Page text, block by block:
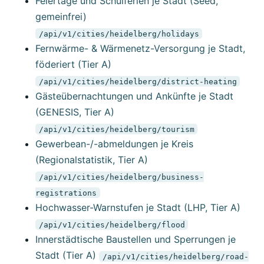
gemeinfrei)
/api/v1/cities/heidelberg/holidays
Fernwärme- & Wärmenetz-Versorgung je Stadt,
föderiert (Tier A)
/api/v1/cities/heidelberg/district-heating
Gästeübernachtungen und Ankünfte je Stadt
(GENESIS, Tier A)
/api/v1/cities/heidelberg/tourism
Gewerbean-/-abmeldungen je Kreis
(Regionalstatistik, Tier A)
/api/v1/cities/heidelberg/business-
registrations
Hochwasser-Warnstufen je Stadt (LHP, Tier A)
/api/v1/cities/heidelberg/flood
Innerstädtische Baustellen und Sperrungen je
Stadt (Tier A)
/api/v1/cities/heidelberg/road-